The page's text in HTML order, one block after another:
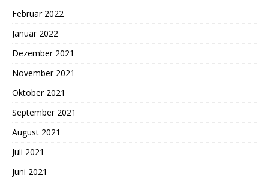
Februar 2022
Januar 2022
Dezember 2021
November 2021
Oktober 2021
September 2021
August 2021
Juli 2021
Juni 2021